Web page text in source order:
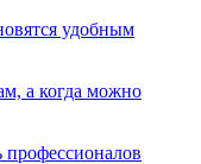
удобным
а когда можно
профессионалов